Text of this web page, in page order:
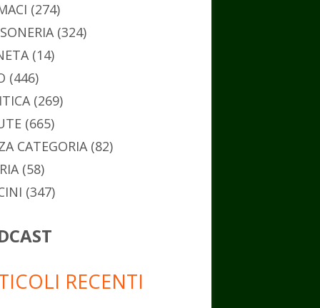
(274)
(324)
(14)
(446)
(269)
(665)
CATEGORIA(82)
(58)
(347)
RECENTI